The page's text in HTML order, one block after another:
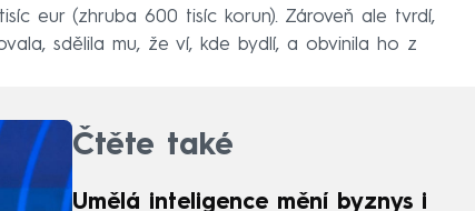
eur (zhruba 600 tisíc korun). Zároveň ale tvrdí,
sdělila mu, že ví, kde bydlí, a obvinila ho z
Čtěte také
Umělá inteligence mění byznys i